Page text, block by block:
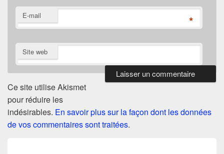
E-mail *
Site web
Ce site utilise Akismet
pour réduire les
indésirables. En savoir plus sur la façon dont les données
de vos commentaires sont traitées.